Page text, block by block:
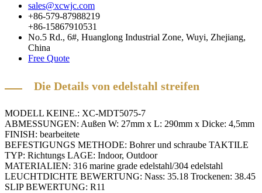
sales@xcwjc.com
+86-579-87988219
+86-15867910531
No.5 Rd., 6#, Huanglong Industrial Zone, Wuyi, Zhejiang,
China
Free Quote
Die Details von edelstahl streifen
MODELL KEINE.: XC-MDT5075-7
ABMESSUNGEN: Außen W: 27mm x L: 290mm x Dicke: 4,5mm
FINISH: bearbeitete
BEFESTIGUNGS METHODE: Bohrer und schraube TAKTILE
TYP: Richtungs LAGE: Indoor, Outdoor
MATERIALIEN: 316 marine grade edelstahl/304 edelstahl
LEUCHTDICHTE BEWERTUNG: Nass: 35.18 Trockenen: 38.45
SLIP BEWERTUNG: R11